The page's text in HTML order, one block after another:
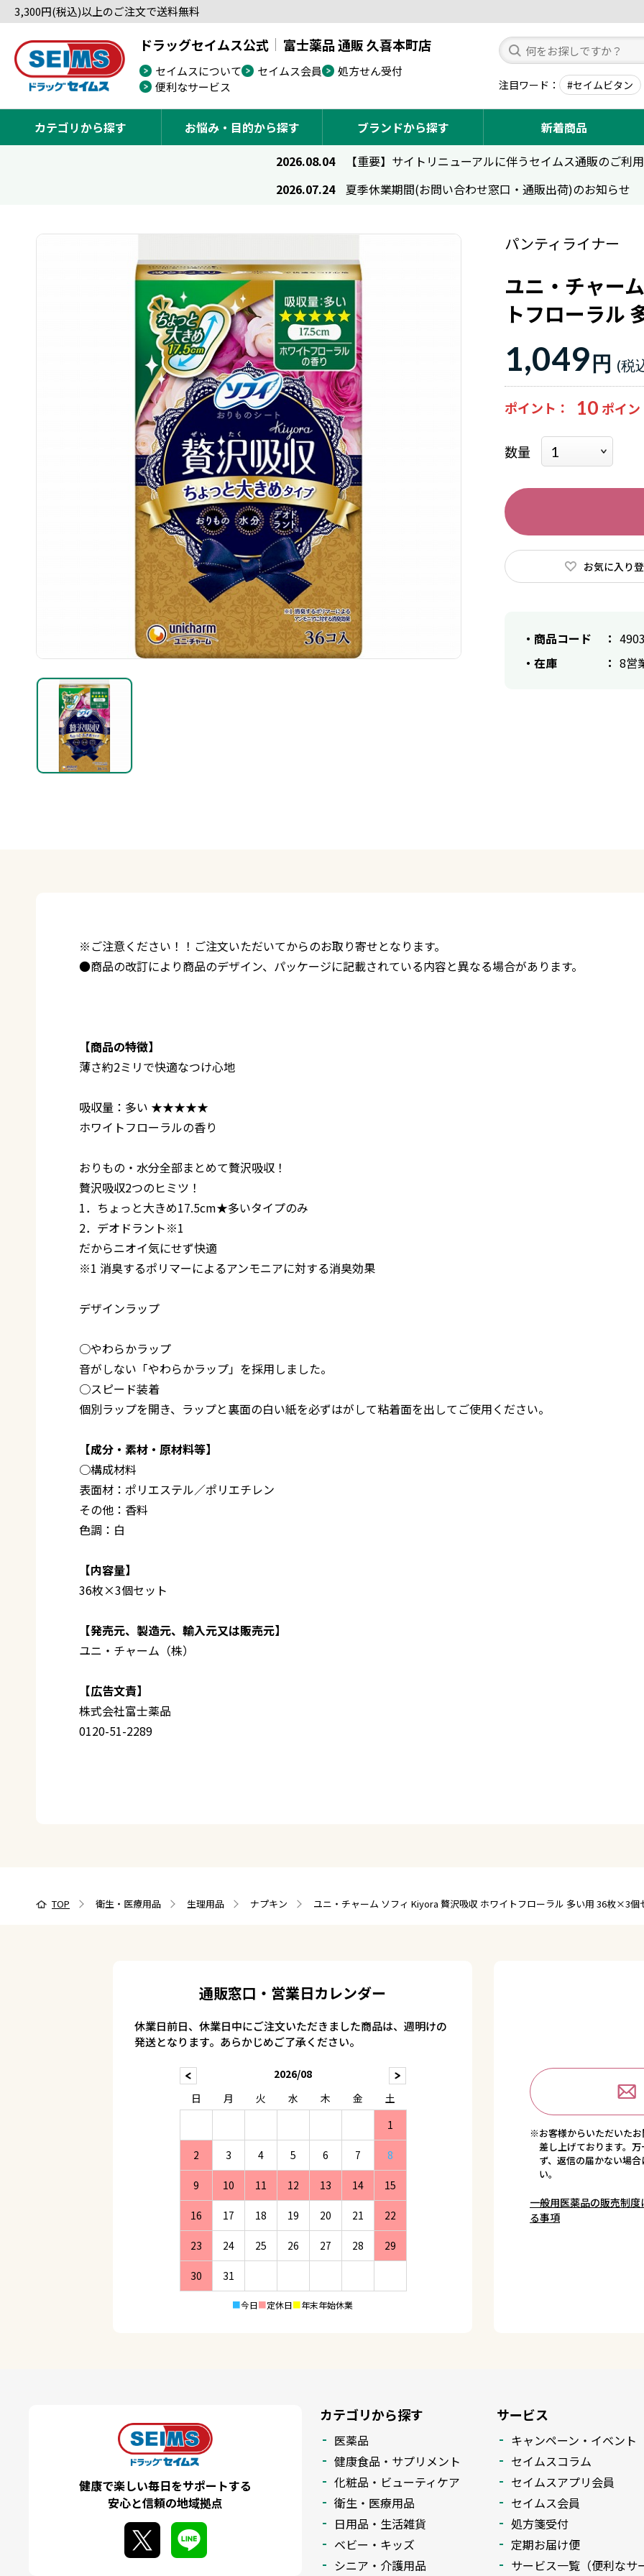
3,300円(税込)以上のご注文で送料無料
ドラッグセイムス公式 富士薬品 通販 久喜本町店
セイムスについて セイムス会員
処方せん受付
便利なサービス
注目ワード #セイムビタン
カテゴリから探す お悩み・目的から探す ブランドから探す
新着商品
2026.08.04
【重要】サイトリニューアルに伴うセイムス通販のご利
2026.07.24
夏季休業期間(お問い合わせ窓口・通販出荷)のお知らせ
パンティライナー
ユニ・チャー
トフローラル
1,049円
ポイント 10
数量
お気に入り
商品コード
在庫
8営
※ご注意ください！！ご注文いただいてからのお取り寄せとなります。
●商品の改訂により商品のデザイン、パッケージに記載されている内容と異なる場合があります。
【商品の特徴】
薄さ約2ミリで快適なつけ心地
吸収量：多い ★★★★★
ホワイトフローラルの香り
おりもの・水分全部まとめて贅沢吸収！
贅沢吸収2つのヒミツ！
1．ちょっと大きめ17.5cm★多いタイプのみ
2．デオドラント※1
だからニオイ気にせず快適
※1 消臭するポリマーによるアンモニアに対する消臭効果
デザインラップ
○やわらかラップ
音がしない「やわらかラップ」を採用しました。
○スピード装着
個別ラップを開き、ラップと裏面の白い紙を必ずはがして粘着面を出してご使用ください。
【成分・素材・原材料等】
○構成材料
表面材：ポリエステル／ポリエチレン
その他：香料
色調：白
【内容量】
36枚×3個セット
【発売元、製造元、輸入元又は販売元】
ユニ・チャーム（株）
【広告文責】
株式会社富士薬品
0120-51-2289
TOP 衛生・医療用品 生理用品 ナプキン ユニ・チャーム ソフィ Kiyora 贅沢吸収 ホワイトフローラル 多い用 36枚×3個
通販窓口・営業日カレンダー
休業日前日、休業日中にご注文いただきました商品は、週明けの
発送となります。あらかじめご了承ください。
2026/08
日
月 火 水 木 金
土
1
2 3 4 5 6 7 8
9 10 11 12 13 14 15
16 17 18 19 20 21 22
23 24 25 26 27 28 29
30 31
■今日■定休日■年末年始休業
※お客様からいただいた
差し上げております。
ず、返信の届かない場
い。
一般用医薬品の販売制
る事項
健康で楽しい毎日をサポートする
安心と信頼の地域拠点
カテゴリから探す
医薬品
健康食品・サプリメント
化粧品・ビューティケア
衛生・医療用品
日用品・生活雑貨
ベビー・キッズ
シニア・介護用品
サービス
キャンペーン・イベント
セイムスコラム
セイムスアプリ会員
セイムス会員
処方箋受付
定期お届け便
サービス一覧（便利なサ